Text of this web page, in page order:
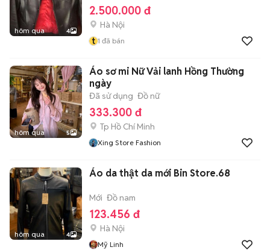
hôm qua 4
2.500.000 đ
Hà Nội
t 1 đã bán
hôm qua 5
Áo sơ mi Nữ Vải lanh Hồng Thường
ngày
Đã sử dụng Đồ nữ
333.300 đ
Tp Hồ Chí Minh
Xing Store Fashion
hôm qua 4
Áo da thật da mới Bin Store.68
Mới Đồ nam
123.456 đ
Hà Nội
Mỹ Linh